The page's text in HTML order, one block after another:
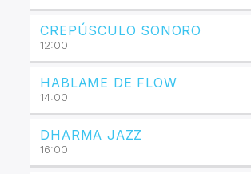
CREPÚSCULO SONORO
12:00
HABLAME DE FLOW
14:00
DHARMA JAZZ
16:00